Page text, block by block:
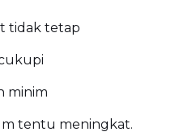
tidak tetap
minim
tentu meningkat.